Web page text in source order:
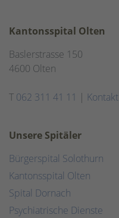
Kantonsspital Olten
Baslerstrasse 150
4600 Olten
T 062 311 41 11 | Kontakt
Unsere Spitäler
Bürgerspital Solothurn
Kantonsspital Olten
Spital Dornach
Psychiatrische Dienste